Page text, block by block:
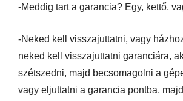
-Meddig tart a garancia? Egy, kettő,
-Neked kell visszajuttatni, vagy
neked kell visszajuttatni garanciára,
szétszedni, majd becsomagolni a
vagy eljuttatni a garancia pontba,